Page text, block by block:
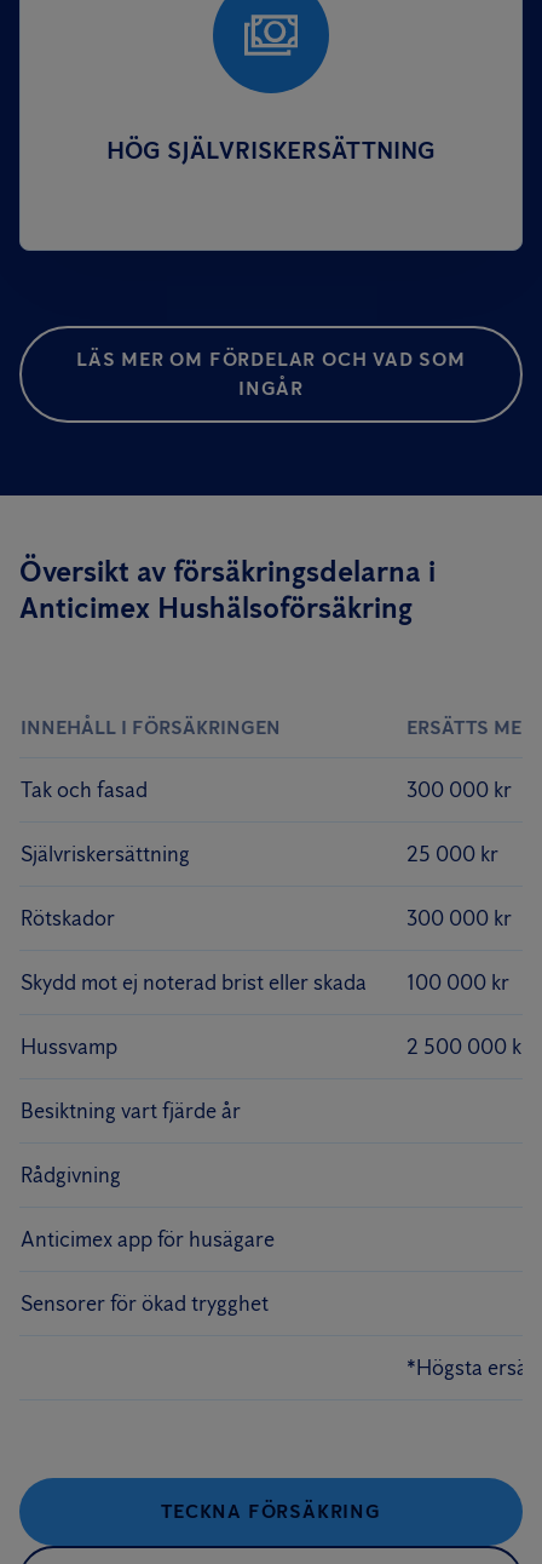
HÖG SJÄLVRISKERSÄTTNING
LÄS MER OM FÖRDELAR OCH VAD SOM
INGÅR
Översikt av försäkringsdelarna i
Anticimex Hushälsoförsäkring
INNEHÅLL I FÖRSÄKRINGEN ERSÄTTS
Tak och fasad 300 000 kr
Självriskersättning 25 000 kr
Rötskador 300 000 kr
Skydd mot ej noterad brist eller skada 100 000 kr
Hussvamp 2 500 000 kr
Besiktning vart fjärde år
Rådgivning
Anticimex app för husägare
Sensorer för ökad trygghet
*Högsta
TECKNA FÖRSÄKRING